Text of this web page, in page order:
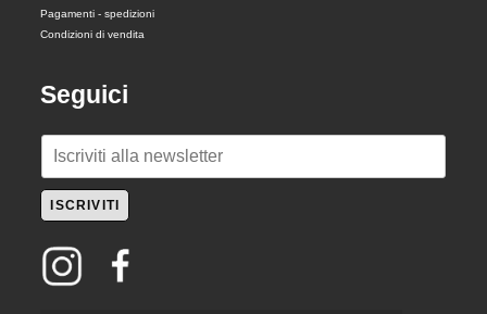
Pagamenti - spedizioni
Condizioni di vendita
Seguici
m
a
*
ISCRIVITI